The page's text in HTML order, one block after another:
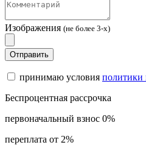
Изображения (не более 3-х)
Отправить
принимаю условия политики
Беспроцентная рассрочка
первоначальный взнос 0%
переплата от 2%